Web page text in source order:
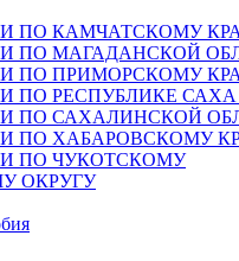
ПО КАМЧАТСКОМУ
ПО МАГАДАНСКОЙ
ПО ПРИМОРСКОМУ
ПО РЕСПУБЛИКЕ
ПО САХАЛИНСКОЙ
ПО ХАБАРОВСКОМУ
ПО ЧУКОТСКОМУ
ОКРУГУ